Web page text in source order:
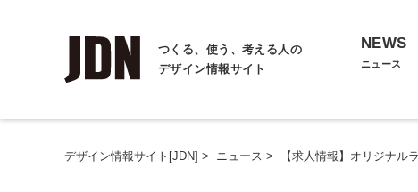
つくる、使う、考える人の
デザイン情報サイト
NEWS
ニュース
デザイン情報サイト[JDN] > ニュース > 【求人情報】オリジナ